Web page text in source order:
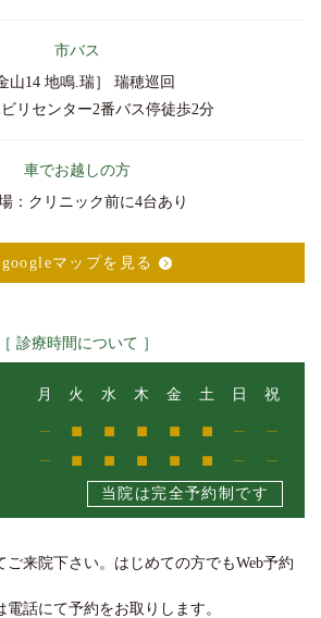
市バス
山14 地鳴.瑞］ 瑞穂巡回
リセンター2番バス停徒歩2分
車でお越しの方
：クリニック前に4台あり
googleマップを見る
［ 診療時間について ］
月 火 水 木 金 土 日 祝
当院は完全予約制です
ご来院下さい。はじめての方でもWeb予約
電話にて予約をお取りします。